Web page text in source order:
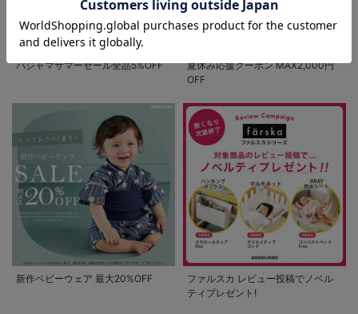
パジャマサマーセール全品5%OFF
夏休み応援クーポン MAX2,000円
OFF
新作ベビーウェア 最大20%OFF
ファルスカ レビュー投稿でノベル
ティプレゼント!